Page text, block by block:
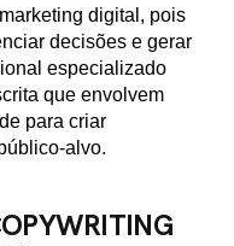
digital, pois
decisões e gerar
especializado
que envolvem
para criar
alvo.